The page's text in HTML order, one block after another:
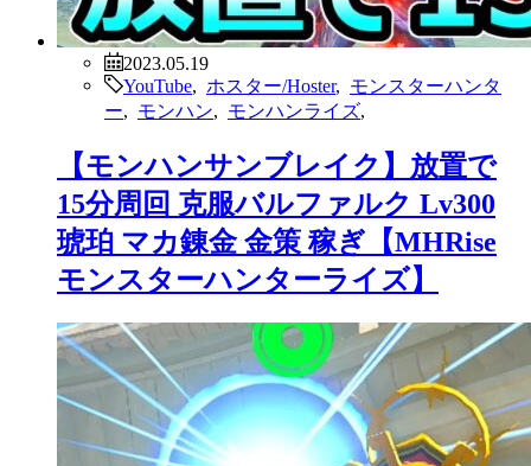
2023.05.19
YouTube
ホスター/Hoster, モンスターハンタ
ー
モンハン モンハンライズ
【モンハンサンブレイク】放置で
15分周回 克服バルファルク Lv300
琥珀 マカ錬金 金策 稼ぎ【MHRise
モンスターハンターライズ】